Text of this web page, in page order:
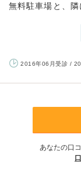
無料駐車場と、隣
2016年06月受診 /
あなたの口